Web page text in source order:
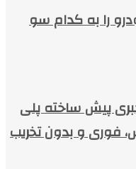
را به کدام سو
پیش ساخته پلی
فوری و بدون تخریب